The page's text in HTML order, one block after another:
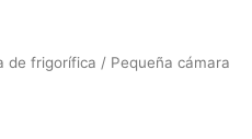
de frigorífica / Pequeña cámara